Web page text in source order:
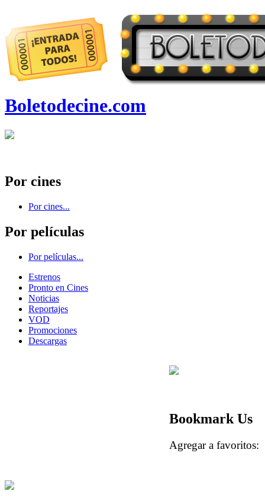
Boletodecine.com
Por cines
Por cines...
Por películas
Por películas...
Estrenos
Pronto en Cines
Noticias
Reportajes
VOD
Promociones
Descargas
Bookmark Us
Agregar a